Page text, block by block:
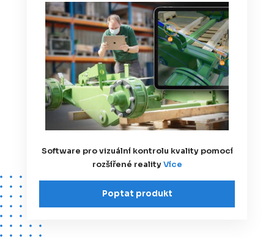
Software pro vizuální kontrolu kvality pomocí
rozšířené reality Více
Poptat produkt